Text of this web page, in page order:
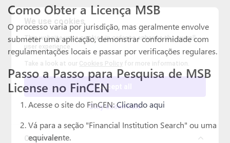
Como Obter a Licença MSB
O processo varia por jurisdição, mas geralmente envolve
submeter uma aplicação, demonstrar conformidade com
regulamentações locais e passar por verificações regulares.
Passo a Passo para Pesquisa de MSB
License no FinCEN
Acesse o site do FinCEN:Clicando aqui
Vá para a seção "Financial Institution Search" ou uma
equivalente.
We use cookies
This website uses cookies in order to enhance the overall
user experience.
Take a look at our Cookies Policy for more information.
Accept all
Only essentials
Customize